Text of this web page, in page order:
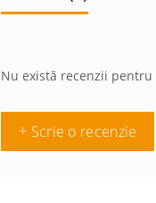
Nu există recenzii pentru
+ Scrie o recenzie